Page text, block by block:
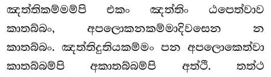
ඤත්තිකම්මම්පි එකං ඤත්තිං ඨපෙත්වාව
කාතබ්බං, අපලොකනකම්මාදිවසෙන න
කාතබ්බං. ඤත්තිදුතියකම්මං පන අපලොකෙත්වා
කාතබ්බම්පි අකාතබ්බම්පි අත්ථි. තත්ථ